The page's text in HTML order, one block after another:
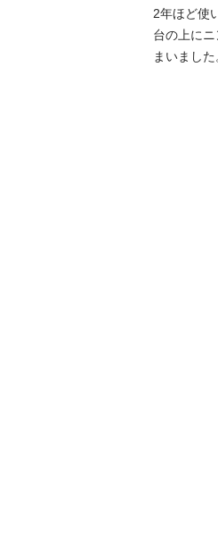
2年ほど使
台の上に
まいました